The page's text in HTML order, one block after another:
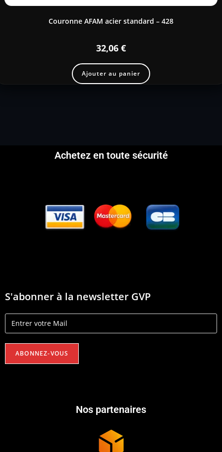
Couronne AFAM acier standard – 428
32,06 €
Ajouter au panier
Achetez en toute sécurité
S'abonner à la newsletter GVP
Nos partenaires